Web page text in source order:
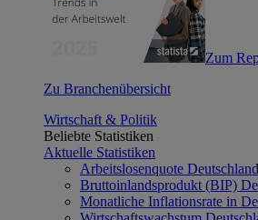
Zum
Zu Branchenübersicht
Wirtschaft & Politik
Beliebte Statistiken
Aktuelle Statistiken
Arbeitslosenquote
Bruttoinlandsprodukt (BIP)
Monatliche Inflationsrate in